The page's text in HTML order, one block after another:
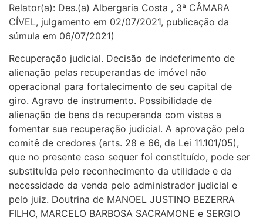
Relator(a): Des.(a) Albergaria Costa , 3ª CÂMARA
CÍVEL, julgamento em 02/07/2021, publicação da
súmula em 06/07/2021)
Recuperação judicial. Decisão de indeferimento de
alienação pelas recuperandas de imóvel não
operacional para fortalecimento de seu capital de
giro. Agravo de instrumento. Possibilidade de
alienação de bens da recuperanda com vistas a
fomentar sua recuperação judicial. A aprovação pelo
comitê de credores (arts. 28 e 66, da Lei 11.101/05),
que no presente caso sequer foi constituído, pode ser
substituída pelo reconhecimento da utilidade e da
necessidade da venda pelo administrador judicial e
pelo juiz. Doutrina de MANOEL JUSTINO BEZERRA
FILHO, MARCELO BARBOSA SACRAMONE e SERGIO